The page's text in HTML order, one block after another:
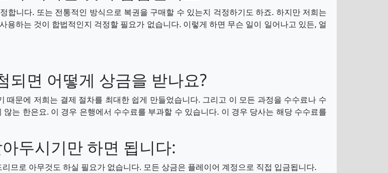
합니다. 또는 전통적인 방식으로 복권을 구매할 수 있는지 걱정하기도 하죠. 하지만 저희는
하는 것이 합법적인지 걱정할 필요가 없습니다. 이렇게 하면 무슨 일이 일어나고 있든, 얼
되면 어떻게 상금을 받나요?
문에 저희는 결제 절차를 최대한 쉽게 만들었습니다. 그리고 이 모든 과정을 수수료나 수
는 한은요. 이 경우 은행에서 수수료를 부과할 수 있습니다. 이 경우 당사는 해당 수수료를
두시기만 하면 됩니다:
므로 아무것도 하실 필요가 없습니다. 모든 상금은 플레이어 계정으로 직접 입금됩니다.